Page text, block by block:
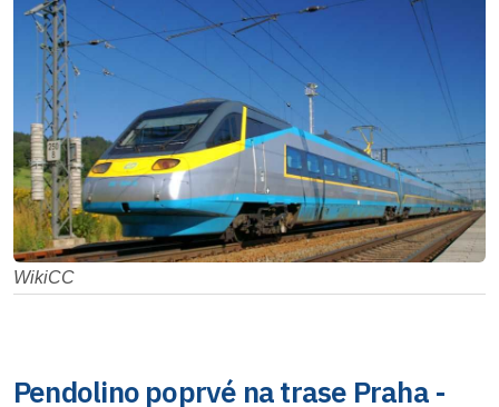
WikiCC
Pendolino poprvé na trase Praha -